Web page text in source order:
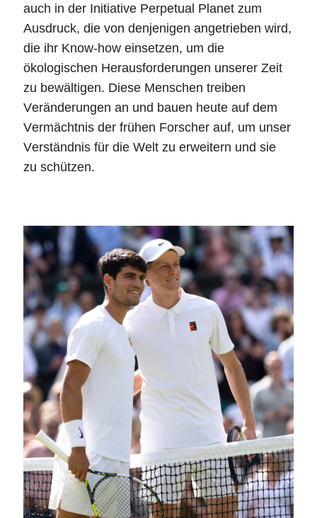
auch in der Initiative Perpetual Planet zum
Ausdruck, die von denjenigen angetrieben wird,
die ihr Know-how einsetzen, um die
ökologischen Herausforderungen unserer Zeit
zu bewältigen. Diese Menschen treiben
Veränderungen an und bauen heute auf dem
Vermächtnis der frühen Forscher auf, um unser
Verständnis für die Welt zu erweitern und sie
zu schützen.